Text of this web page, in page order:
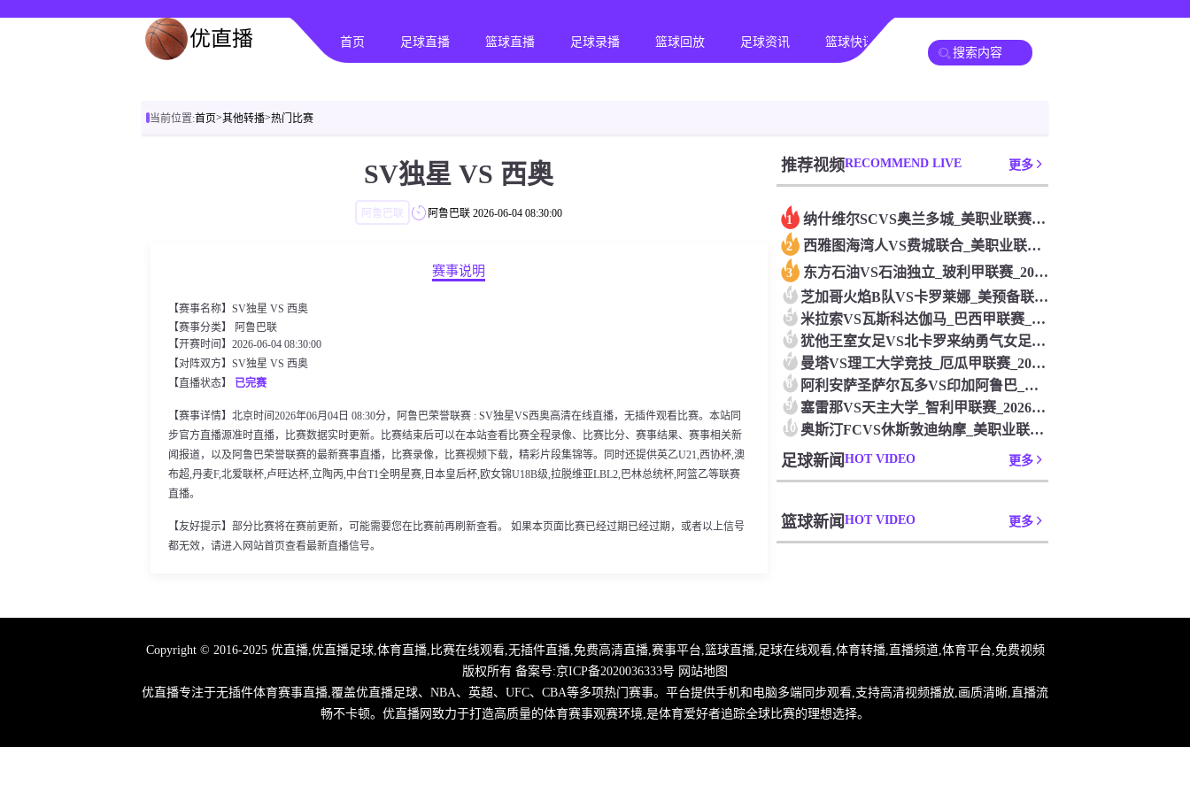
首页 足球直播 篮球直播 足球录播 篮球回放 足球资讯 篮球快讯 其他转播
当前位置:首页>其他转播>热门比赛
SV独星 VS 西奥
阿鲁巴联 阿鲁巴联 2026-06-04 08:30:00
赛事说明
【赛事名称】SV独星 VS 西奥
【赛事分类】
阿鲁巴联
【开赛时间】2026-06-04 08:30:00
【对阵双方】SV独星 VS 西奥
【直播状态】 已完赛
【赛事详情】北京时间2026年06月04日 08:30分，阿鲁巴荣誉联赛 : SV独星VS西奥高清在线直播，无插件观看比赛。本站同
步官方直播源准时直播，比赛数据实时更新。比赛结束后可以在本站查看比赛全程录像、比赛比分、赛事结果、赛事相关新
闻报道，以及阿鲁巴荣誉联赛的最新赛事直播，比赛录像，比赛视频下载，精彩片段集锦等。同时还提供英乙U21,西协杯,澳
布超,丹麦F,北爱联杯,卢旺达杯,立陶丙,中台T1全明星赛,日本皇后杯,欧女锦U18B级,拉脱维亚LBL2,巴林总统杯,阿篮乙等联赛
直播。
【友好提示】部分比赛将在赛前更新，可能需要您在比赛前再刷新查看。 如果本页面比赛已经过期已经过期，或者以上信号
都无效，请进入网站首页查看最新直播信号。
推荐视频RECOMMEND LIVE 更多
1 纳什维尔SCVS奥兰多城_美职业联赛_2026年07月26日
2 西雅图海湾人VS费城联合_美职业联赛_2026年07月26日
3 东方石油VS石油独立_玻利甲联赛_2026年07月26日
4 芝加哥火焰B队VS卡罗莱娜_美预备联联赛_2026年07月2
5 米拉索VS瓦斯科达伽马_巴西甲联赛_2026年07月26日
6 犹他王室女足VS北卡罗来纳勇气女足_美女职联赛_2026年0
7 曼塔VS理工大学竞技_厄瓜甲联赛_2026年07月26日
8 阿利安萨圣萨尔瓦多VS印加阿鲁巴_萨尔超联赛_2026年07
9 塞雷那VS天主大学_智利甲联赛_2026年07月26日
10 奥斯汀FCVS休斯敦迪纳摩_美职业联赛_2026年07月26
足球新闻 HOT VIDEO 更多
篮球新闻 HOT VIDEO 更多
Copyright © 2016-2025 优直播,优直播足球,体育直播,比赛在线观看,无插件直播,免费高清直播,赛事平台,篮球直播,足球在线观看,体育转播,直播频道,体育平台,免费视频
版权所有 备案号:京ICP备2020036333号 网站地图
优直播专注于无插件体育赛事直播,覆盖优直播足球、NBA、英超、UFC、CBA等多项热门赛事。平台提供手机和电脑多端同步观看,支持高清视频播放,画质清晰,直播流
畅不卡顿。优直播网致力于打造高质量的体育赛事观赛环境,是体育爱好者追踪全球比赛的理想选择。